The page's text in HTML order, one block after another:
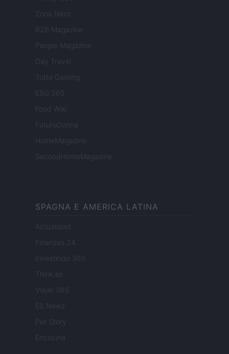
Zona Nerd
B2B Magazine
People Magazine
Day Travel
Tutto Gaming
ESG 365
Food Wiki
FuturoDonna
HomeMagazine
SecondHomeMagazine
SPAGNA E AMERICA LATINA
Actualidad
Finanzas 24
Investindo 365
Think.es
Viajar 365
ES Newz
Pet Story
Encocina